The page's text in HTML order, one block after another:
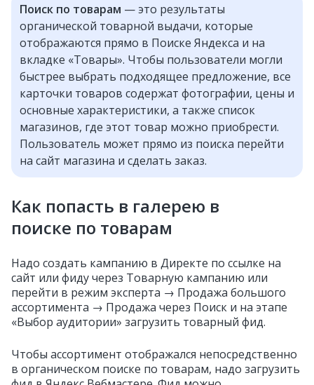
Поиск по товарам — это результаты
органической товарной выдачи, которые
отображаются прямо в Поиске Яндекса и на
вкладке «Товары». Чтобы пользователи могли
быстрее выбрать подходящее предложение, все
карточки товаров содержат фотографии, цены и
основные характеристики, а также список
магазинов, где этот товар можно приобрести.
Пользователь может прямо из поиска перейти
на сайт магазина и сделать заказ.
Как попасть в галерею в
поиске по товарам
Надо создать кампанию в Директе по ссылке на
сайт или фиду через Товарную кампанию или
перейти в режим эксперта → Продажа большого
ассортимента → Продажа через Поиск и на этапе
«Выбор аудитории» загрузить товарный фид.
Чтобы ассортимент отображался непосредственно
в органическом поиске по товарам, надо загрузить